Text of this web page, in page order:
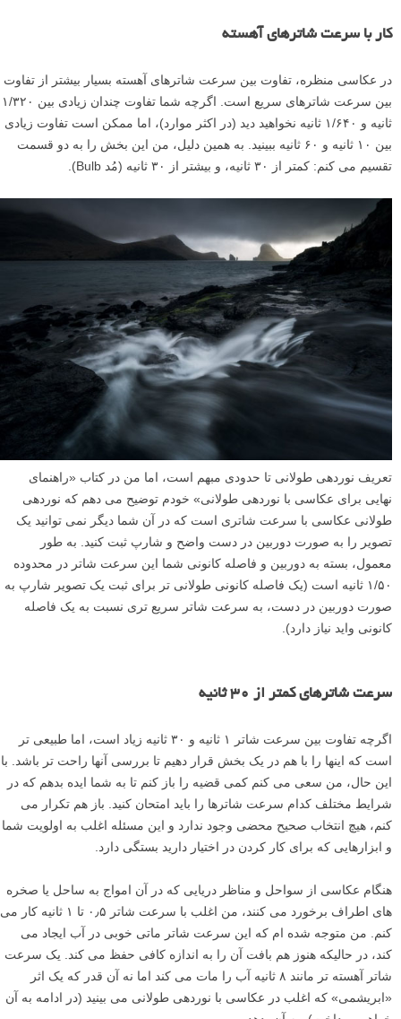
کار با سرعت شاترهای آهسته
در عکاسی منظره، تفاوت بین سرعت شاترهای آهسته بسیار بیشتر از تفاوت
بین سرعت شاترهای سریع است. اگرچه شما تفاوت چندان زیادی بین ۱/۳۲۰
ثانیه و ۱/۶۴۰ ثانیه نخواهید دید (در اکثر موارد)، اما ممکن است تفاوت زیادی
بین ۱۰ ثانیه و ۶۰ ثانیه ببینید. به همین دلیل، من این بخش را به دو قسمت
تقسیم می کنم: کمتر از ۳۰ ثانیه، و بیشتر از ۳۰ ثانیه (مُد Bulb).
تعریف نوردهی طولانی تا حدودی مبهم است، اما من در کتاب «راهنمای
نهایی برای عکاسی با نوردهی طولانی» خودم توضیح می دهم که نوردهی
طولانی عکاسی با سرعت شاتری است که در آن شما دیگر نمی توانید یک
تصویر را به صورت دوربین در دست واضح و شارپ ثبت کنید. به طور
معمول، بسته به دوربین و فاصله کانونی شما این سرعت شاتر در محدوده
۱/۵۰ ثانیه است (یک فاصله کانونی طولانی تر برای ثبت یک تصویر شارپ به
صورت دوربین در دست، به سرعت شاتر سریع تری نسبت به یک فاصله
کانونی واید نیاز دارد).
سرعت شاترهای کمتر از ۳۰ ثانیه
اگرچه تفاوت بین سرعت شاتر ۱ ثانیه و ۳۰ ثانیه زیاد است، اما طبیعی تر
است که اینها را با هم در یک بخش قرار دهیم تا بررسی آنها راحت تر باشد. با
این حال، من سعی می کنم کمی قضیه را باز کنم تا به شما ایده بدهم که در
شرایط مختلف کدام سرعت شاترها را باید امتحان کنید. باز هم تکرار می
کنم، هیچ انتخاب صحیح محضی وجود ندارد و این مسئله اغلب به اولویت شما
و ابزارهایی که برای کار کردن در اختیار دارید بستگی دارد.
هنگام عکاسی از سواحل و مناظر دریایی که در آن امواج به ساحل یا صخره
های اطراف برخورد می کنند، من اغلب با سرعت شاتر ۰٫۵ تا ۱ ثانیه کار می
کنم. من متوجه شده ام که این سرعت شاتر ماتی خوبی در آب ایجاد می
کند، در حالیکه هنوز هم بافت آن را به اندازه کافی حفظ می کند. یک سرعت
شاتر آهسته تر مانند ۸ ثانیه آب را مات می کند اما نه آن قدر که یک اثر
«ابریشمی» که اغلب در عکاسی با نوردهی طولانی می بینید (در ادامه به آن